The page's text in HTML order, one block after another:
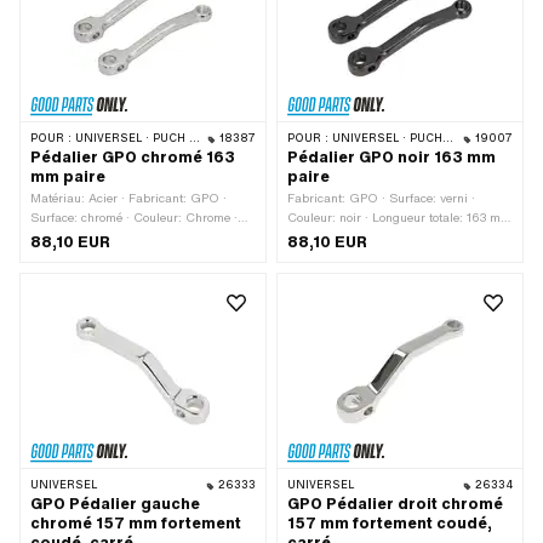
POUR : UNIVERSEL · PUCH · SACHS · PIAGGIO · ZÜNDAPP BELMONDO · TOMOS 18387
Pédalier GPO chromé 163
mm paire
Matériau: Acier · Fabricant: GPO ·
Surface: chromé · Couleur: Chrome ·
Longueur de manivelle (centre à
centre): 137 mm · Ø Cale de pédalage:
(9/16" 20G) · Longueur totale: 163
mm · Coude (décalage): 24 mm
88,10 EUR
POUR : UNIVERSEL · PUCH · SACHS · PIAGGIO · ZÜNDAPP BELMONDO · TOMOS 19007
Pédalier GPO noir 163 mm
paire
Fabricant: GPO · Surface: verni ·
Couleur: noir · Longueur totale: 163 mm
· Longueur de manivelle (centre à
centre): 137 mm · Ø Cale de pédalage:
88,10 EUR
UNIVERSEL 26333
GPO Pédalier gauche
chromé 157 mm fortement
UNIVERSEL 26334
GPO Pédalier droit chromé
157 mm fortement coudé,